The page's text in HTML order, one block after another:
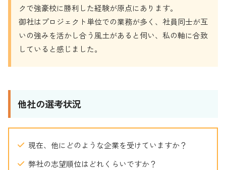
クで強豪校に勝利した経験が原点にあります。
御社はプロジェクト単位での業務が多く、社員同士が互
いの強みを活かし合う風土があると伺い、私の軸に合致
していると感じました。
他社の選考状況
現在、他にどのような企業を受けていますか？
弊社の志望順位はどれくらいですか？